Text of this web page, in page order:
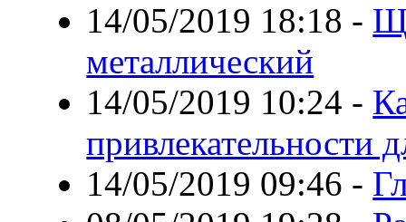
14/05/2019 18:18 -
металлический
14/05/2019 10:24 -
привлекательности
14/05/2019 09:46 -